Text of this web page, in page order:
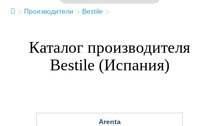
Производители
Bestile
Каталог производителя
Bestile (Испания)
Arenta